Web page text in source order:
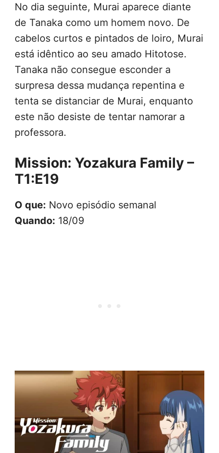
No dia seguinte, Murai aparece diante
de Tanaka como um homem novo. De
cabelos curtos e pintados de loiro, Murai
está idêntico ao seu amado Hitotose.
Tanaka não consegue esconder a
surpresa dessa mudança repentina e
tenta se distanciar de Murai, enquanto
este não desiste de tentar namorar a
professora.
Mission: Yozakura Family –
T1:E19
O que: Novo episódio semanal
Quando: 18/09